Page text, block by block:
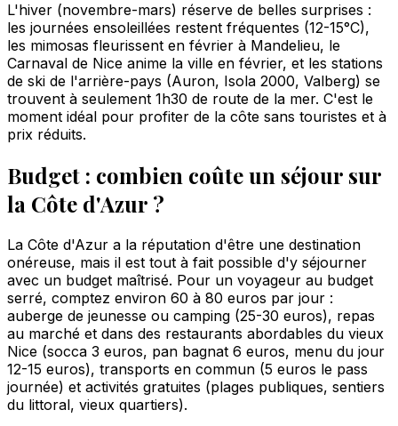
L'hiver (novembre-mars) réserve de belles surprises :
les journées ensoleillées restent fréquentes (12-15°C),
les mimosas fleurissent en février à Mandelieu, le
Carnaval de Nice anime la ville en février, et les stations
de ski de l'arrière-pays (Auron, Isola 2000, Valberg) se
trouvent à seulement 1h30 de route de la mer. C'est le
moment idéal pour profiter de la côte sans touristes et à
prix réduits.
Budget : combien coûte un séjour sur
la Côte d'Azur ?
La Côte d'Azur a la réputation d'être une destination
onéreuse, mais il est tout à fait possible d'y séjourner
avec un budget maîtrisé. Pour un voyageur au budget
serré, comptez environ 60 à 80 euros par jour :
auberge de jeunesse ou camping (25-30 euros), repas
au marché et dans des restaurants abordables du vieux
Nice (socca 3 euros, pan bagnat 6 euros, menu du jour
12-15 euros), transports en commun (5 euros le pass
journée) et activités gratuites (plages publiques, sentiers
du littoral, vieux quartiers).